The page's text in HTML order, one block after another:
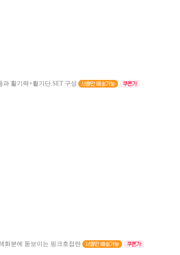
과 활기력+활기단 SET 구성
화분에 돋보이는 핑크호접란